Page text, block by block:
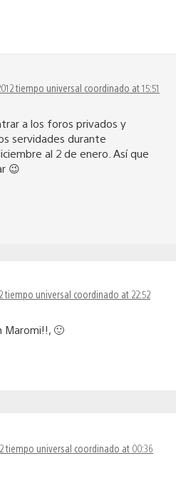
tiempo universal coordinado at 15:51
a los foros privados y
servidades durante
al 2 de enero. Así que
😉
tiempo universal coordinado at 22:52
Maromi!!, 🙂
tiempo universal coordinado at 00:36